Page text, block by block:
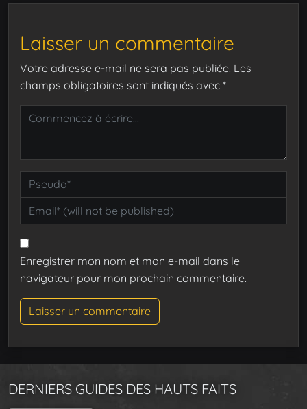
Laisser un commentaire
Votre adresse e-mail ne sera pas publiée. Les
champs obligatoires sont indiqués avec *
Enregistrer mon nom et mon e-mail dans le
navigateur pour mon prochain commentaire.
DERNIERS GUIDES DES HAUTS FAITS